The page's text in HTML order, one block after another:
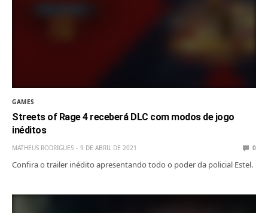
GAMES
Streets of Rage 4 receberá DLC com modos de jogo
inéditos
MATHEUS RODRIGUES 9 DE ABRIL DE 2021 0
Confira o trailer inédito apresentando todo o poder da policial Estel.